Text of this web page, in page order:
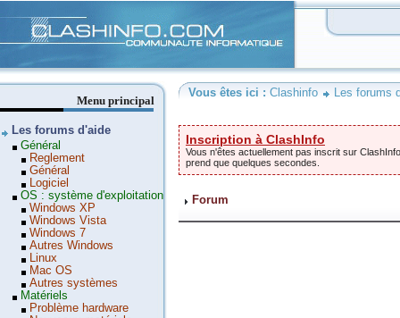
Vous êtes ici : Clashinfo Les forums
Inscription à ClashInfo
Vous n'êtes actuellement pas inscrit sur
prend que quelques secondes.
Forum
Menu principal
Les forums d'aide
Général
Reglement
Général
Logiciel
OS : système d'exploitation
Windows XP
Windows Vista
Windows 7
Autres Windows
Linux
Mac OS
Autres systèmes
Matériels
Problème hardware